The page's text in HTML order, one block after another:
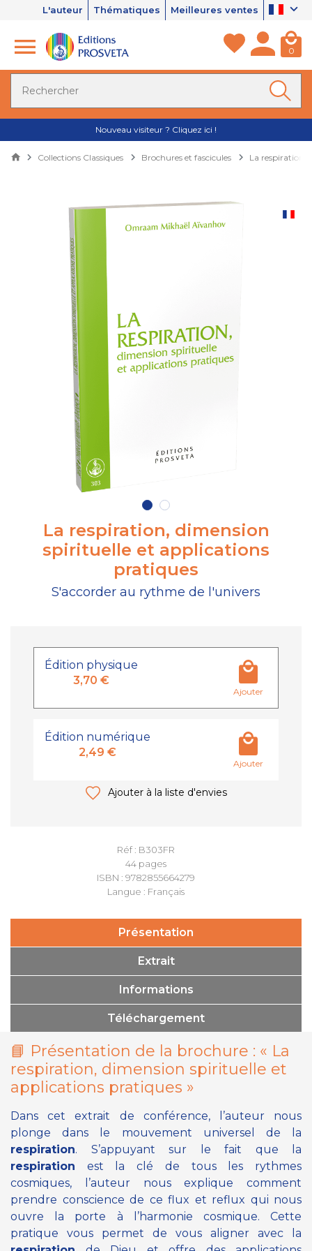
L'auteur Thématiques Meilleures ventes
0
Nouveau visiteur ? Cliquez ici !
Collections Classiques Brochures et fascicules La respiration,
La respiration, dimension
spirituelle et applications
pratiques
S'accorder au rythme de l'univers
Réf : B303FR
44 pages
ISBN : 9782855664279
Langue : Français
Édition physique
3,70 €
Ajouter
Édition numérique
2,49 €
Ajouter
Ajouter à la liste d'envies
Présentation
Extrait
Informations
Téléchargement
📘 Présentation de la brochure : « La
respiration, dimension spirituelle et
applications pratiques »
Dans cet extrait de conférence, l’auteur nous
plonge dans le mouvement universel de la
respiration. S’appuyant sur le fait que la
respiration est la clé de tous les rythmes
cosmiques, l’auteur nous explique comment
prendre conscience de ce flux et reflux qui nous
ouvre la porte à l’harmonie cosmique. Cette
pratique vous permet de vous aligner avec la